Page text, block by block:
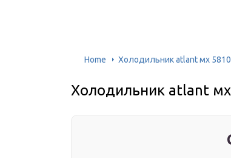
Home Холодильник atlant мх
Холодильник atlant